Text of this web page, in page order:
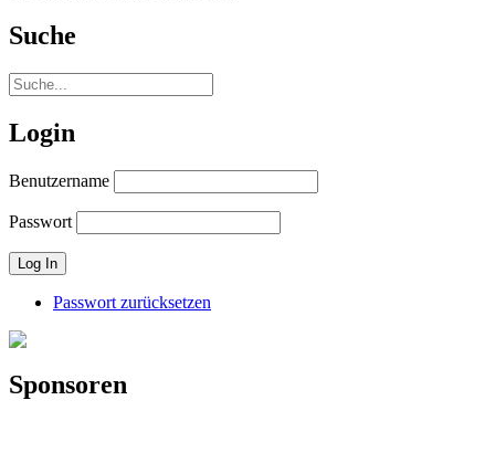
Suche
Login
Benutzername
Passwort
Passwort zurücksetzen
Sponsoren